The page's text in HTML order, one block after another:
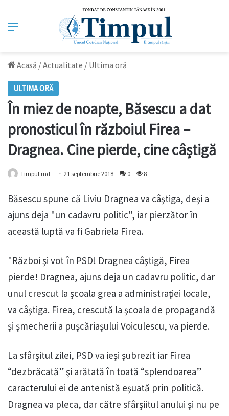
Meniu
Acasă /Actualitate / Ultima oră
ULTIMA ORĂ
În miez de noapte, Băsescu a dat
pronosticul în războiul Firea –
Dragnea. Cine pierde, cine câştigă
Timpul.md 21 septembrie 2018 0 8
Băsescu spune că Liviu Dragnea va câştiga, deşi a
ajuns deja "un cadavru politic", iar pierzător în
această luptă va fi Gabriela Firea.
"Război şi vot în PSD! Dragnea câştigă, Firea
pierde! Dragnea, ajuns deja un cadavru politic, dar
unul crescut la şcoala grea a administraţiei locale,
va câştiga. Firea, crescută la şcoala de propagandă
şi şmecherii a puşcăriaşului Voiculescu, va pierde.
La sfârşitul zilei, PSD va ieşi şubrezit iar Firea
“dezbrăcată” şi arătată în toată “splendoarea”
caracterului ei de antenistă eşuată prin politică.
Dragnea va pleca, dar către sfârşiitul anului şi nu pe